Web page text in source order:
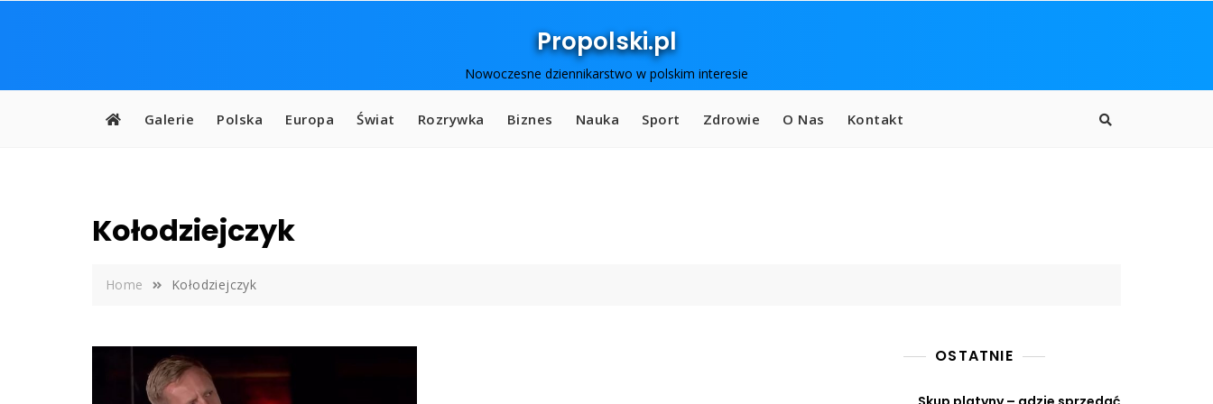
Propolski.pl
Nowoczesne dziennikarstwo w polskim interesie
Galerie Polska Europa Świat Rozrywka Biznes Nauka Sport Zdrowie O Nas Kontakt
Kołodziejczyk
Home Kołodziejczyk
OSTATNIE